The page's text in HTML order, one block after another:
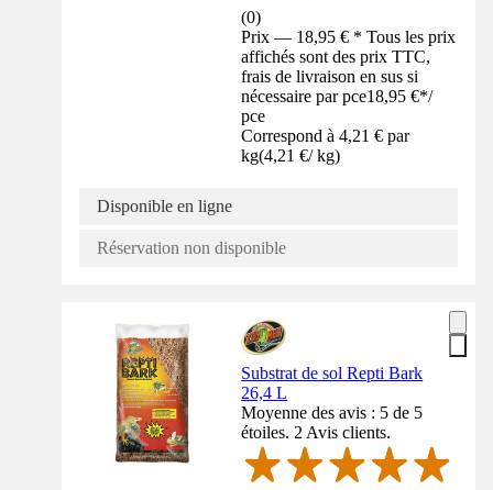
(0)
Prix — 18,95 € * Tous les prix
affichés sont des prix TTC,
frais de livraison en sus si
nécessaire par pce18,95 €*/
pce
Correspond à 4,21 € par
kg(4,21 €/ kg)
Disponible en ligne
Réservation non disponible
Substrat de sol Repti Bark
26,4 L
Moyenne des avis : 5 de 5
étoiles. 2 Avis clients.